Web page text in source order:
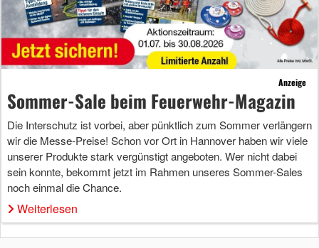
Anzeige
Sommer-Sale beim Feuerwehr-Magazin
Die Interschutz ist vorbei, aber pünktlich zum Sommer verlängern
wir die Messe-Preise! Schon vor Ort in Hannover haben wir viele
unserer Produkte stark vergünstigt angeboten. Wer nicht dabei
sein konnte, bekommt jetzt im Rahmen unseres Sommer-Sales
noch einmal die Chance.
Weiterlesen